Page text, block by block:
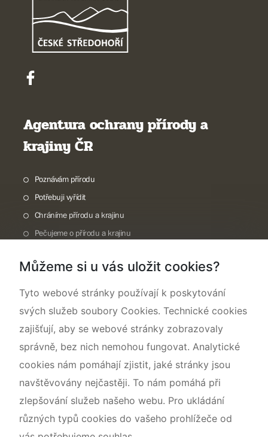
Agentura ochrany přírody a
krajiny ČR
Poznávám přírodu
Potřebuji vyřídit
Chráníme přírodu a krajinu
Pečujeme o přírodu a krajinu
O nás
Můžeme si u vás uložit cookies?
Tyto webové stránky používají k poskytování
svých služeb soubory Cookies. Technické cookies
zajišťují, aby se webové stránky zobrazovaly
správně, bez nich nemohou fungovat. Analytické
cookies nám pomáhají zjistit, jaké stránky jsou
navštěvovány nejčastěji. To nám pomáhá při
zlepšování služeb našeho webu. Pro ukládání
různých typů cookies do vašeho prohlížeče od